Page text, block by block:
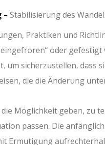
– Stabilisierung des
Praktiken und
oder
um sicherzustellen, dass
die die Änderung
Möglichkeit geben, zu
passen. Die
Ermutigung